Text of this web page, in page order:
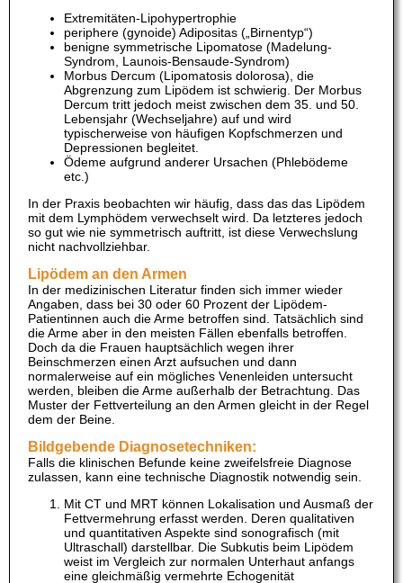
Extremitäten-Lipohypertrophie
periphere (gynoide) Adipositas („Birnentyp“)
benigne symmetrische Lipomatose (Madelung-
Syndrom, Launois-Bensaude-Syndrom)
Morbus Dercum (Lipomatosis dolorosa), die
Abgrenzung zum Lipödem ist schwierig. Der Morbus
Dercum tritt jedoch meist zwischen dem 35. und 50.
Lebensjahr (Wechseljahre) auf und wird
typischerweise von häufigen Kopfschmerzen und
Depressionen begleitet.
Ödeme aufgrund anderer Ursachen (Phlebödeme
etc.)
In der Praxis beobachten wir häufig, dass das das Lipödem
mit dem Lymphödem verwechselt wird. Da letzteres jedoch
so gut wie nie symmetrisch auftritt, ist diese Verwechslung
nicht nachvollziehbar.
Lipödem an den Armen
In der medizinischen Literatur finden sich immer wieder
Angaben, dass bei 30 oder 60 Prozent der Lipödem-
Patientinnen auch die Arme betroffen sind. Tatsächlich sind
die Arme aber in den meisten Fällen ebenfalls betroffen.
Doch da die Frauen hauptsächlich wegen ihrer
Beinschmerzen einen Arzt aufsuchen und dann
normalerweise auf ein mögliches Venenleiden untersucht
werden, bleiben die Arme außerhalb der Betrachtung. Das
Muster der Fettverteilung an den Armen gleicht in der Regel
dem der Beine.
Bildgebende Diagnosetechniken:
Falls die klinischen Befunde keine zweifelsfreie Diagnose
zulassen, kann eine technische Diagnostik notwendig sein.
Mit CT und MRT können Lokalisation und Ausmaß der
Fettvermehrung erfasst werden. Deren qualitativen
und quantitativen Aspekte sind sonografisch (mit
Ultraschall) darstellbar. Die Subkutis beim Lipödem
weist im Vergleich zur normalen Unterhaut anfangs
eine gleichmäßig vermehrte Echogenität